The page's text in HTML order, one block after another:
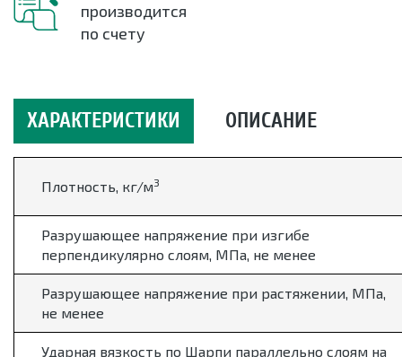
производится
по счету
ХАРАКТЕРИСТИКИ ОПИСАНИЕ
Плотность, кг/м3
Разрушающее напряжение при изгибе
перпендикулярно слоям, МПа, не менее
Разрушающее напряжение при растяжении, МПа,
не менее
Ударная вязкость по Шарпи параллельно слоям на